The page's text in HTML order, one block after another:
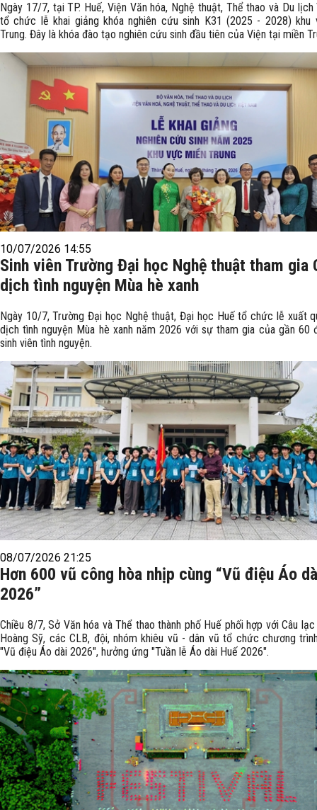
Ngày 17/7, tại TP. Huế, Viện Văn hóa, Nghệ thuật, Thể thao và Du
tổ chức lễ khai giảng khóa nghiên cứu sinh K31 (2025 - 2028) khu
Trung. Đây là khóa đào tạo nghiên cứu sinh đầu tiên của Viện tại miền
10/07/2026 14:55
Sinh viên Trường Đại học Nghệ thuật tham gia
dịch tình nguyện Mùa hè xanh
Ngày 10/7, Trường Đại học Nghệ thuật, Đại học Huế tổ chức lễ xuất
dịch tình nguyện Mùa hè xanh năm 2026 với sự tham gia của gần 60
sinh viên tình nguyện.
08/07/2026 21:25
Hơn 600 vũ công hòa nhịp cùng “Vũ điệu Áo
2026”
Chiều 8/7, Sở Văn hóa và Thể thao thành phố Huế phối hợp với Câu
Hoàng Sỹ, các CLB, đội, nhóm khiêu vũ - dân vũ tổ chức chương
"Vũ điệu Áo dài 2026", hưởng ứng "Tuần lễ Áo dài Huế 2026".